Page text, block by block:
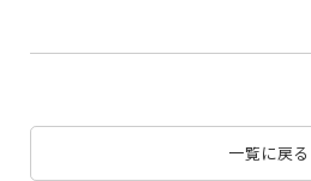
一覧に戻る